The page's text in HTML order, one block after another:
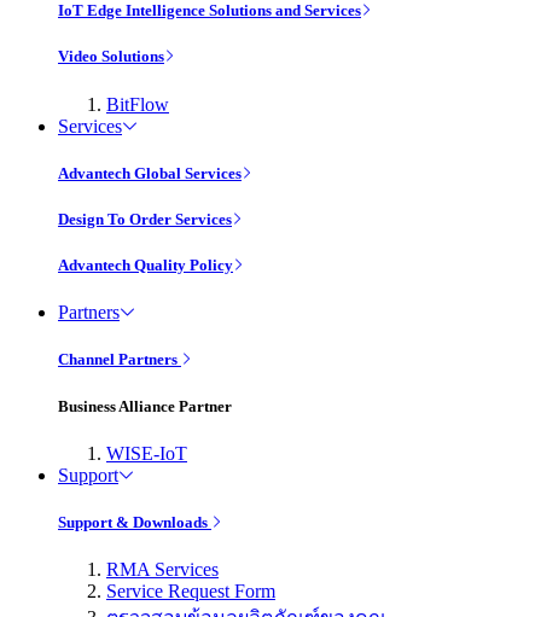
IoT Edge Intelligence Solutions and Services
Video Solutions
BitFlow
Services
Advantech Global Services
Design To Order Services
Advantech Quality Policy
Partners
Channel Partners
Business Alliance Partner
WISE-IoT
Support
Support & Downloads
RMA Services
Service Request Form